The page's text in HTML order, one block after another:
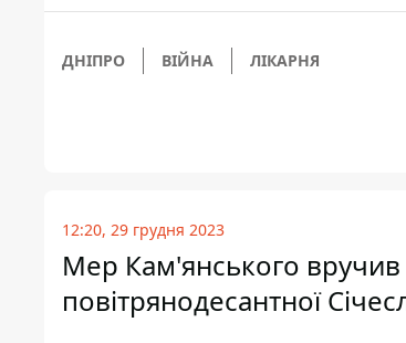
ДНІПРО ВІЙНА ЛІКАРНЯ
12:20, 29 грудня 2023
Мер Кам'янського вручив
повітрянодесантної